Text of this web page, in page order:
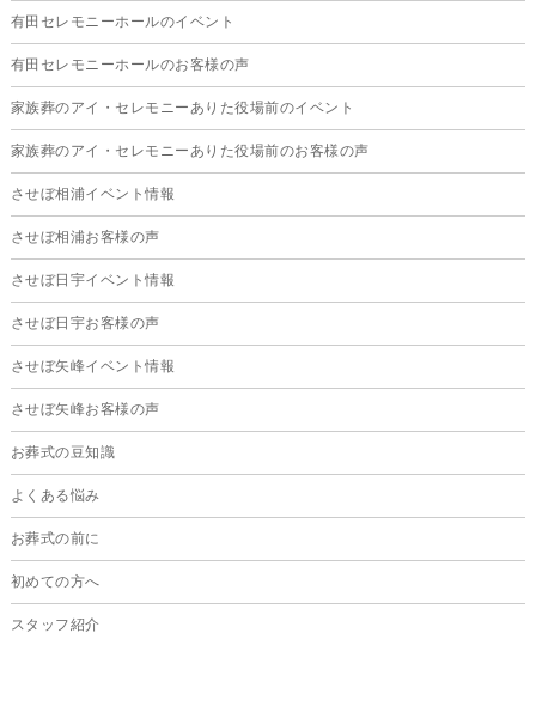
有田セレモニーホールのイベント
有田セレモニーホールのお客様の声
家族葬のアイ・セレモニーありた役場前のイベント
家族葬のアイ・セレモニーありた役場前のお客様の声
させぼ相浦イベント情報
させぼ相浦お客様の声
させぼ日宇イベント情報
させぼ日宇お客様の声
させぼ矢峰イベント情報
させぼ矢峰お客様の声
お葬式の豆知識
よくある悩み
お葬式の前に
初めての方へ
スタッフ紹介